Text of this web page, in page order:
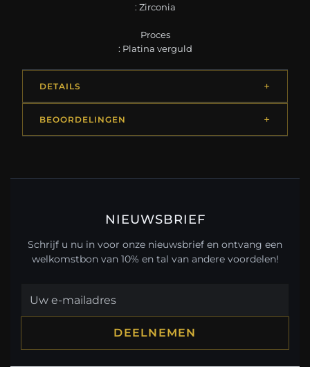
: Zirconia
Proces
: Platina verguld
DETAILS
BEOORDELINGEN
NIEUWSBRIEF
Schrijf u nu in voor onze nieuwsbrief en ontvang een
welkomstbon van 10% en tal van andere voordelen!
DEELNEMEN